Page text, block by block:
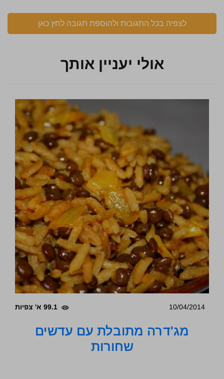
לצפיה בכל התגובות ולהוספת תגובה לחץ כאן
אולי יעניין אותך
10/04/2014 99.1 א' צפיות
מג'דרה מתובלת עם עדשים
שחורות